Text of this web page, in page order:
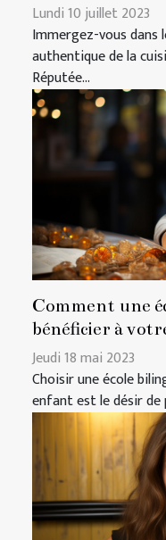
Lundi 10 juillet 2023
Immergez-vous dans
authentique de la
Réputée...
Comment une
bénéficier à
Jeudi 18 mai 2023
Choisir une école
enfant est le désir de